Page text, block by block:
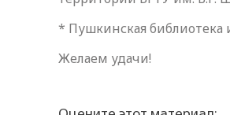
* Пушкинская библиотека
Желаем удачи!